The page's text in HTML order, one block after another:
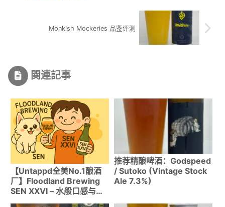
Monkish Mockeries 品鉴评测
関連記事
【Untappd全美No.1酿酒
厂】Floodland Brewing
SEN XXVI – 水般口感与复
杂发酵香融合的匠人赛松
推荐精酿啤酒：Godspeed
/ Sutoko (Vintage Stock
Ale 7.3%)